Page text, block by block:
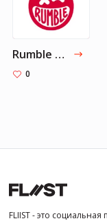
Rumble |Спортзал, Фитнес занятия
0
FLIIST - это